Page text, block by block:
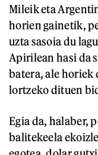
Mileik eta
horien gainetik,
uzta sasoia du
Apirilean hasi da
batera, ale
lortzeko dituen
Egia da, halaber,
balitekeela